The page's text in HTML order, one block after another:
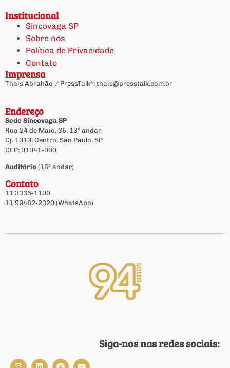
Institucional
Sincovaga SP
Sobre nós
Política de Privacidade
Contato
Imprensa
Thais Abrahão / PressTalk*: thais@presstalk.com.br
Endereço
Sede Sincovaga SP
Rua 24 de Maio, 35, 13º andar
Cj. 1313, Centro, São Paulo, SP
CEP: 01041-000
Auditório (16º andar)
Contato
11 3335-1100
11 99482-2320 (WhatsApp)
Siga-nos nas redes sociais: